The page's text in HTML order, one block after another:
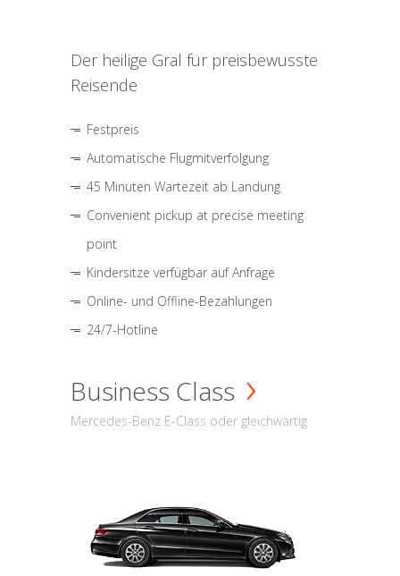
Der heilige Gral für preisbewusste
Reisende
Festpreis
Automatische Flugmitverfolgung
45 Minuten Wartezeit ab Landung
Convenient pickup at precise meeting
point
Kindersitze verfügbar auf Anfrage
Online- und Offline-Bezahlungen
24/7-Hotline
Business Class
Mercedes-Benz E-Class oder gleichwärtig